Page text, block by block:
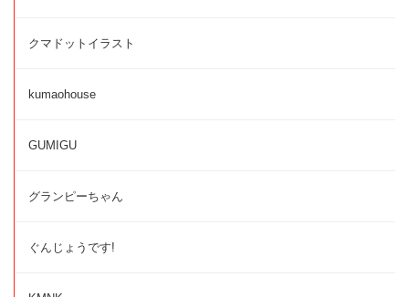
クマドットイラスト
kumaohouse
GUMIGU
グランピーちゃん
ぐんじょうです!